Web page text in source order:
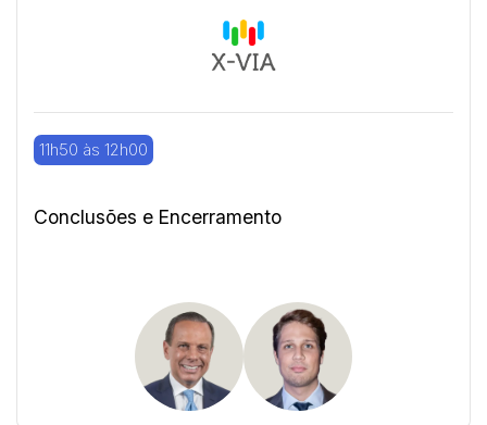
11h50 às 12h00
Conclusões e Encerramento